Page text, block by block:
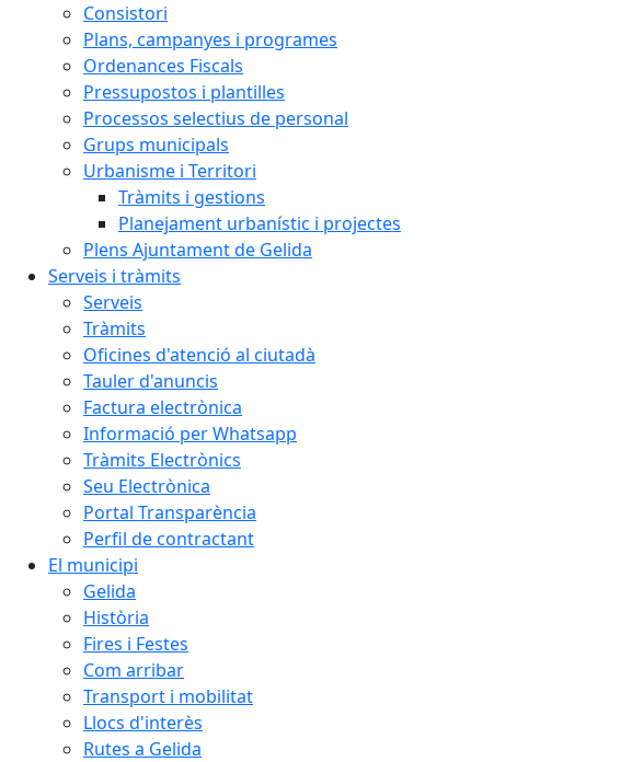
Consistori
Plans, campanyes i programes
Ordenances Fiscals
Pressupostos i plantilles
Processos selectius de personal
Grups municipals
Urbanisme i Territori
Tràmits i gestions
Planejament urbanístic i projectes
Plens Ajuntament de Gelida
Serveis i tràmits
Serveis
Tràmits
Oficines d'atenció al ciutadà
Tauler d'anuncis
Factura electrònica
Informació per Whatsapp
Tràmits Electrònics
Seu Electrònica
Portal Transparència
Perfil de contractant
El municipi
Gelida
Història
Fires i Festes
Com arribar
Transport i mobilitat
Llocs d'interès
Rutes a Gelida